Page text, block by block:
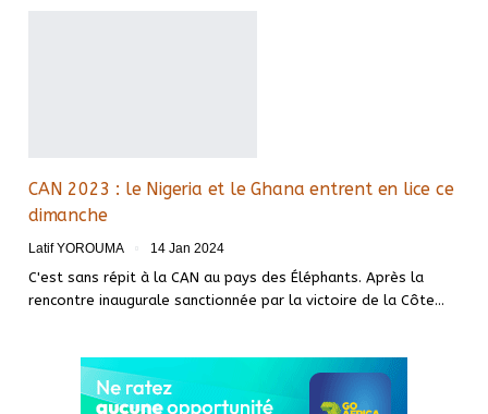
CAN 2023 : le Nigeria et le Ghana entrent en lice ce
dimanche
Latif YOROUMA 14 Jan 2024
C'est sans répit à la CAN au pays des Éléphants. Après la
rencontre inaugurale sanctionnée par la victoire de la Côte…